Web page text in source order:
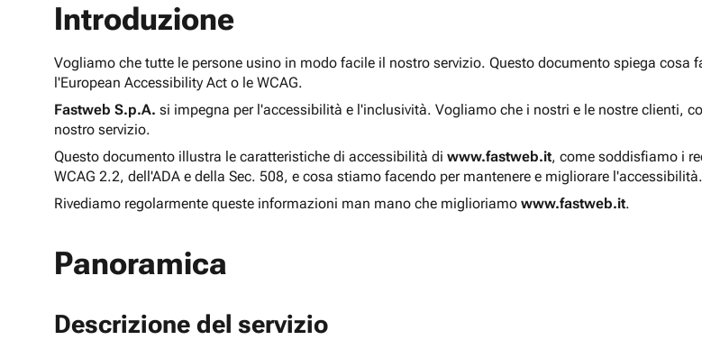
Introduzione
Vogliamo che tutte le persone usino in modo facile il nostro servizio. Questo documento spiega
l'European Accessibility Act o le WCAG.
Fastweb S.p.A. si impegna per l'accessibilità e l'inclusività. Vogliamo che i nostri e le nostre clienti,
nostro servizio.
Questo documento illustra le caratteristiche di accessibilità di www.fastweb.it, come soddisfiamo i
WCAG 2.2, dell'ADA e della Sec. 508, e cosa stiamo facendo per mantenere e migliorare
Rivediamo regolarmente queste informazioni man mano che miglioriamo www.fastweb.it.
Panoramica
Descrizione del servizio